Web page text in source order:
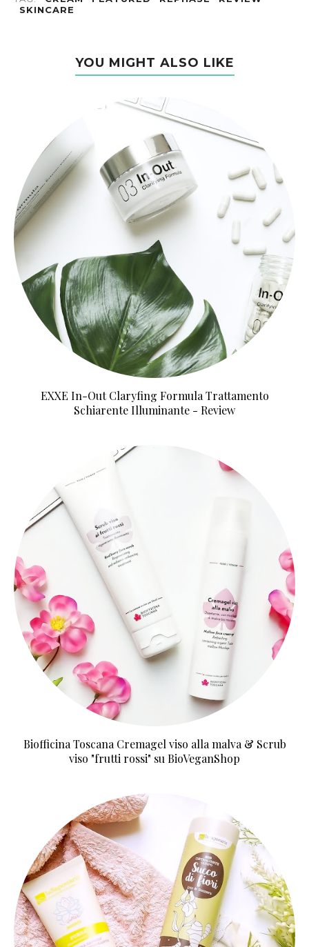
SKINCARE
YOU MIGHT ALSO LIKE
EXXE In-Out Claryfing Formula Trattamento
Schiarente Illuminante - Review
Biofficina Toscana Cremagel viso alla malva & Scrub
viso "frutti rossi" su BioVeganShop